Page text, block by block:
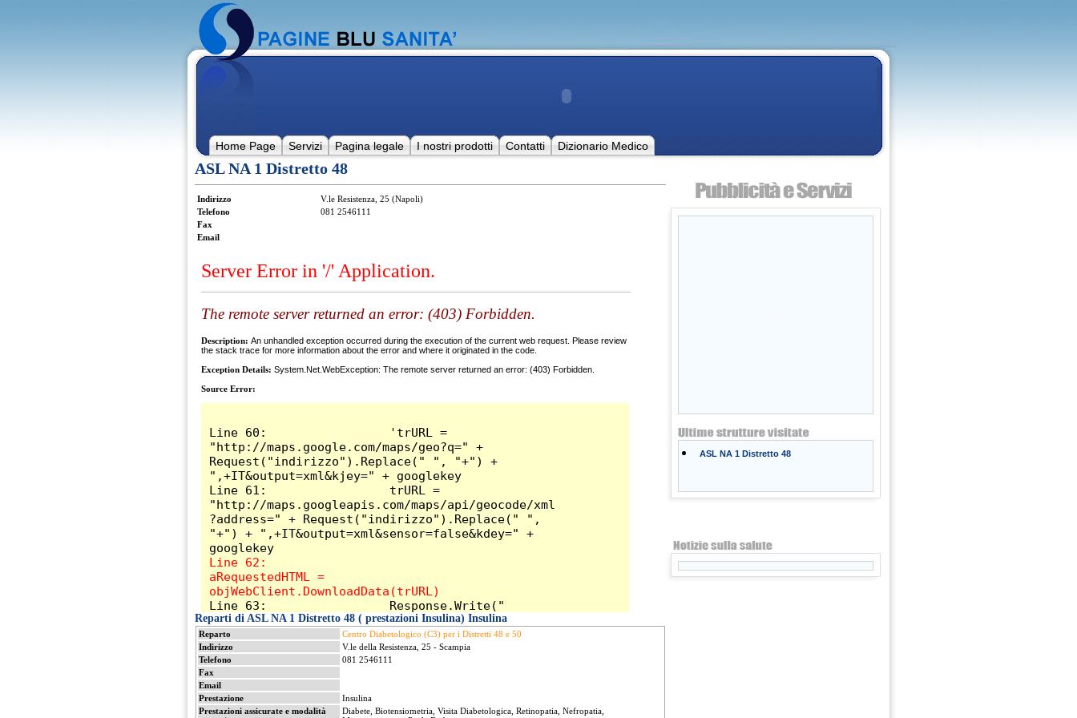
Home Page Servizi Pagina legale I nostri prodotti Contatti Dizionario Medico
ASL NA 1 Distretto 48
Indirizzo
V.le Resistenza, 25 (Napoli)
Telefono
081 2546111
Fax
Email
Reparti di ASL NA 1 Distretto 48 ( prestazioni Insulina) Insulina
Reparto
Centro Diabetologico (C3) per i Distretti 48 e 50
Indirizzo
V.le della Resistenza, 25 - Scampia
Telefono
081 2546111
Fax
Email
Prestazione
Insulina
Prestazioni assicurate e modalità
Diabete, Biotensiometria, Visita Diabetologica, Retinopatia, Nefropatia,
ASL NA 1 Distretto 48